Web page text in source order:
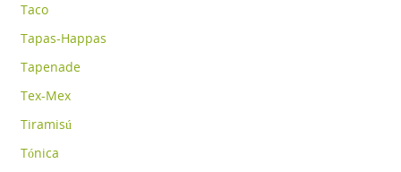
Taco
Tapas-Happas
Tapenade
Tex-Mex
Tiramisú
Tónica